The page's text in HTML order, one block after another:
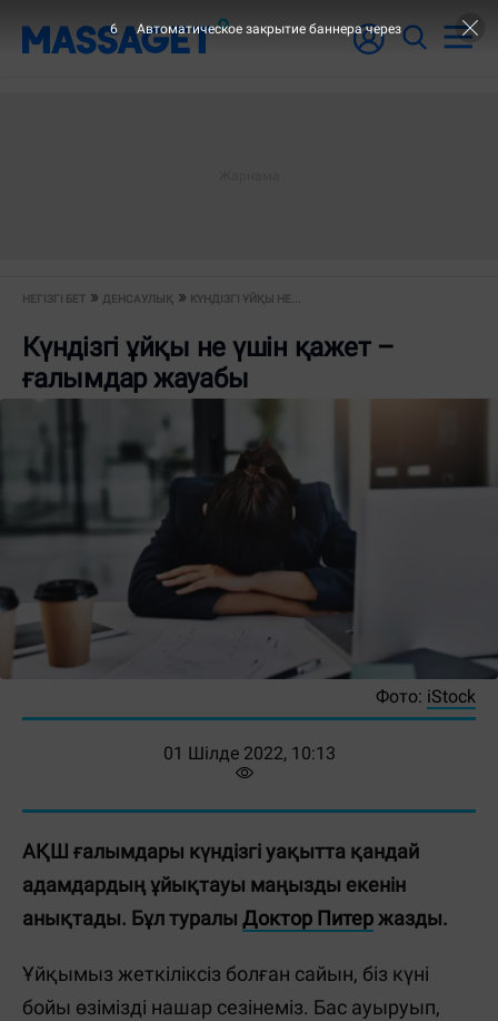
НЕГІЗГІ БЕТ ДЕНСАУЛЫҚ КҮНДІЗГІ ҰЙҚЫ НЕ...
Күндізгі ұйқы не үшін қажет –
ғалымдар жауабы
Фото: iStock
01 Шілде 2022, 10:13
АҚШ ғалымдары күндізгі уақытта қандай
адамдардың ұйықтауы маңызды екенін
анықтады. Бұл туралы Доктор Питер жазды.
Ұйқымыз жеткіліксіз болған сайын, біз күні
бойы өзімізді нашар сезінеміз. Бас ауыруып,
6 Автоматическое закрытие баннера через